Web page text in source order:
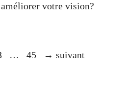
votre vision?
… Page
45 → suivant